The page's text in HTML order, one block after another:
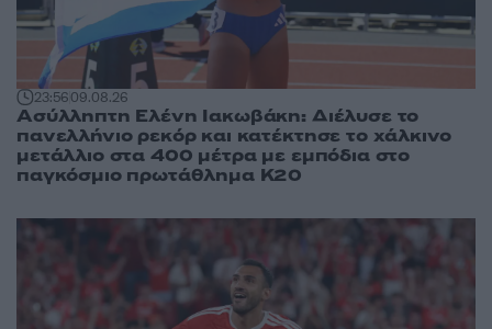
23:5609.08.26
Ασύλληπτη Ελένη Ιακωβάκη: Διέλυσε το
πανελλήνιο ρεκόρ και κατέκτησε το χάλκινο
μετάλλιο στα 400 μέτρα με εμπόδια στο
παγκόσμιο πρωτάθλημα Κ20